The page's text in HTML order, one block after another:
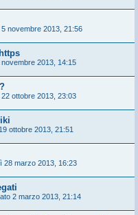
novembre 2013, 21:56
2013, 14:15
ottobre 2013, 23:03
ottobre 2013, 21:51
28 marzo 2013, 16:23
2 marzo 2013, 21:14